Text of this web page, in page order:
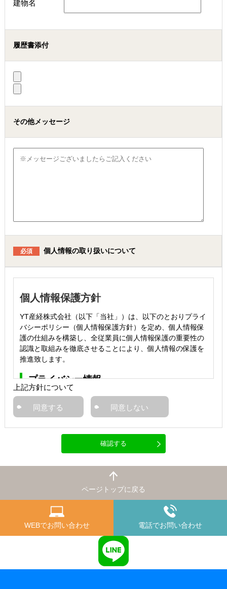
建物名
履歴書添付
その他メッセージ
必須 個人情報の取り扱いについて
個人情報保護方針
YT産経株式会社（以下「当社」）は、以下のとおりプライ
バシーポリシー（個人情報保護方針）を定め、個人情報保
護の仕組みを構築し、全従業員に個人情報保護の重要性の
認識と取組みを徹底させることにより、個人情報の保護を
推進致します。
プライバシー情報
プライバシー情報のうち「個人情報」とは、個人情
報保護法にいう「個人情報」を指すものとし、生存
する個人に関する情報であって、当該情報に含まれ
る氏名、生年月日、住所、電話番号、連絡先その他
の記述等により特定の個人を識別できる情報を指し
報」とは、上記に定める「個人情報」以外のものを
いい、ご利用いただいたサービスやご購入いただい
た商品、ご覧になったページや広告の履歴、ユーザ
ーが検索された検索キーワード、ご利用日時、ご利
用の方法、ご利用環境、郵便番号や性別、職業、年
齢、ユーザーのIPアドレス、クッキー情報、位置情
報、端末の個体識別情報などを指します。
プライバシー情報の収集方法
当社は、ユーザーが利用登録をする際に氏名、生年
上記方針について
同意する 同意しない
ページトップに戻る
WEBでお問い合わせ 電話でお問い合わせ